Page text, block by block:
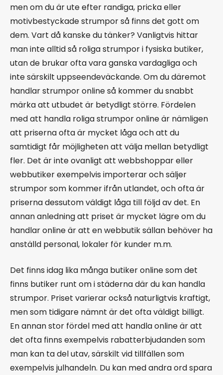
men om du är ute efter randiga, pricka eller
motivbestyckade strumpor så finns det gott om
dem. Vart då kanske du tänker? Vanligtvis hittar
man inte alltid så roliga strumpor i fysiska butiker,
utan de brukar ofta vara ganska vardagliga och
inte särskilt uppseendeväckande. Om du däremot
handlar strumpor online så kommer du snabbt
märka att utbudet är betydligt större. Fördelen
med att handla roliga strumpor online är nämligen
att priserna ofta är mycket låga och att du
samtidigt får möjligheten att välja mellan betydligt
fler. Det är inte ovanligt att webbshoppar eller
webbutiker exempelvis importerar och säljer
strumpor som kommer ifrån utlandet, och ofta är
priserna dessutom väldigt låga till följd av det. En
annan anledning att priset är mycket lägre om du
handlar online är att en webbutik sällan behöver ha
anställd personal, lokaler för kunder m.m.
Det finns idag lika många butiker online som det
finns butiker runt om i städerna där du kan handla
strumpor. Priset varierar också naturligtvis kraftigt,
men som tidigare nämnt är det ofta väldigt billigt.
En annan stor fördel med att handla online är att
det ofta finns exempelvis rabatterbjudanden som
man kan ta del utav, särskilt vid tillfällen som
exempelvis julhandeln. Du kan med andra ord spara